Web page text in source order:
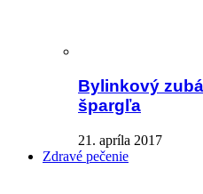
Bylinkový
špargľa
21. apríla 2017
Zdravé pečenie